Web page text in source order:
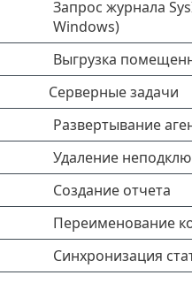
Запрос журнала
Windows)
Выгрузка
Серверные задачи
Развертывание
Удаление
Создание отчета
Переименование
Синхронизация